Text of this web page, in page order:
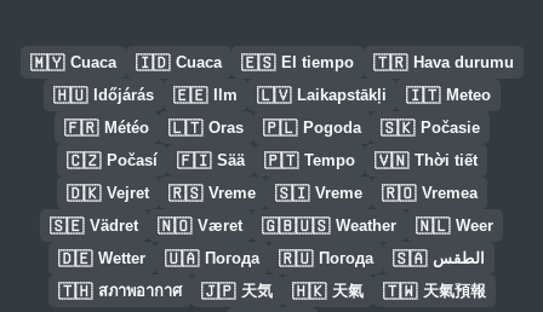
🇲🇾 Cuaca 🇮🇩 Cuaca 🇪🇸 El tiempo 🇹🇷 Hava durumu
🇭🇺 Időjárás 🇪🇪 Ilm 🇱🇻 Laikapstākļi 🇮🇹 Meteo
🇫🇷 Météo 🇱🇹 Oras 🇵🇱 Pogoda 🇸🇰 Počasie
🇨🇿 Počasí 🇫🇮 Sää 🇵🇹 Tempo 🇻🇳 Thời tiết
🇩🇰 Vejret 🇷🇸 Vreme 🇸🇮 Vreme 🇷🇴 Vremea
🇸🇪 Vädret 🇳🇴 Været 🇬🇧🇺🇸 Weather 🇳🇱 Weer
🇩🇪 Wetter 🇺🇦 Погода 🇷🇺 Погода 🇸🇦 الطقس
🇹🇭 สภาพอากาศ 🇯🇵 天気 🇭🇰 天氣 🇹🇼 天氣預報